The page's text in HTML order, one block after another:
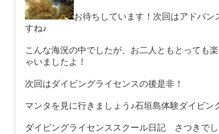
お待ちしています！次回はアドバン
すね♪
こんな海況の中でしたが、お二人ともとっても
ゃいましたよ！
次回はダイビングライセンスの後是非！
マンタを見に行きましょう♪石垣島体験ダイビン
ダイビングライセンススクール日記 さつきで